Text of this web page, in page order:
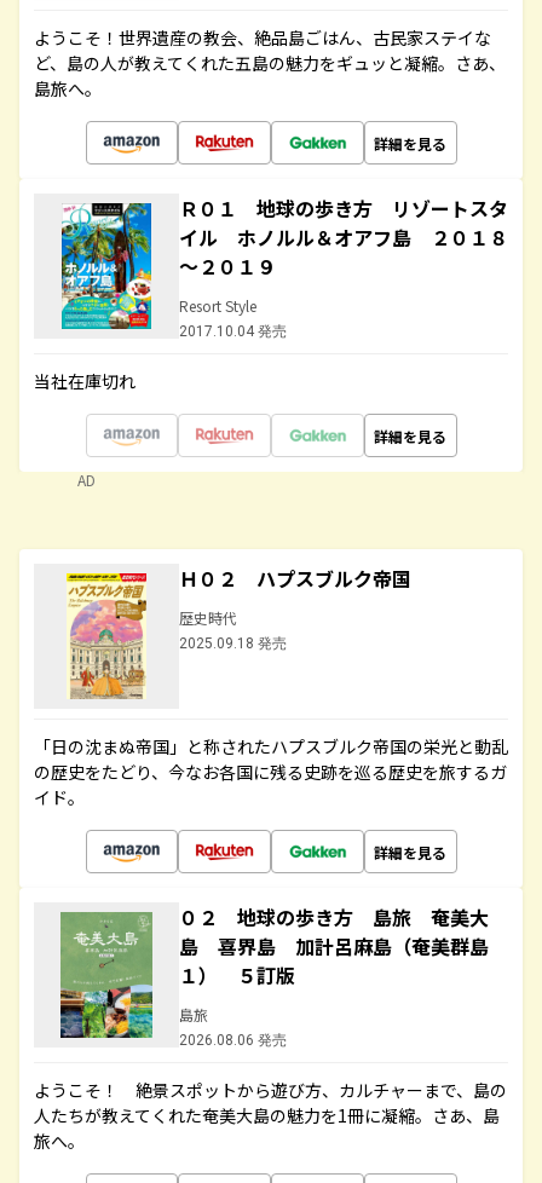
ようこそ！世界遺産の教会、絶品島ごはん、古民家ステイな
ど、島の人が教えてくれた五島の魅力をギュッと凝縮。さあ、
島旅へ。
詳細を見る
Ｒ０１ 地球の歩き方 リゾートスタ
イル ホノルル＆オアフ島 ２０１８
～２０１９
Resort Style
2017.10.04 発売
当社在庫切れ
詳細を見る
AD
Ｈ０２ ハプスブルク帝国
歴史時代
2025.09.18 発売
「日の沈まぬ帝国」と称されたハプスブルク帝国の栄光と動乱
の歴史をたどり、今なお各国に残る史跡を巡る歴史を旅するガ
イド。
詳細を見る
０２ 地球の歩き方 島旅 奄美大
島 喜界島 加計呂麻島（奄美群島
１） ５訂版
島旅
2026.08.06 発売
ようこそ！ 絶景スポットから遊び方、カルチャーまで、島の
人たちが教えてくれた奄美大島の魅力を1冊に凝縮。さあ、島
旅へ。